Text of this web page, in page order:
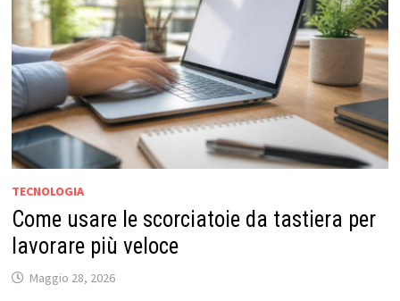
TECNOLOGIA
Come usare le scorciatoie da tastiera per
lavorare più veloce
Maggio 28, 2026